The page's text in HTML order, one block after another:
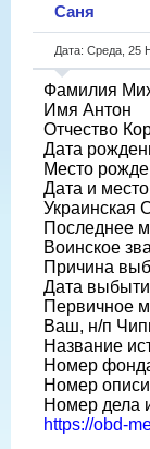
Саня
Дата: Среда, 25
Фамилия
Имя Антон
Отчество
Дата
Место
Дата и
Украинская
Последнее
Воинское
Причина
Дата
Первичное
Ваш, н/п
Название
Номер
Номер
Номер дела
https://obd-